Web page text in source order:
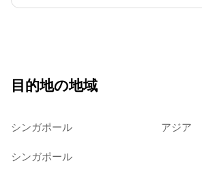
目的地の地域
シンガポール アジア
シンガポール